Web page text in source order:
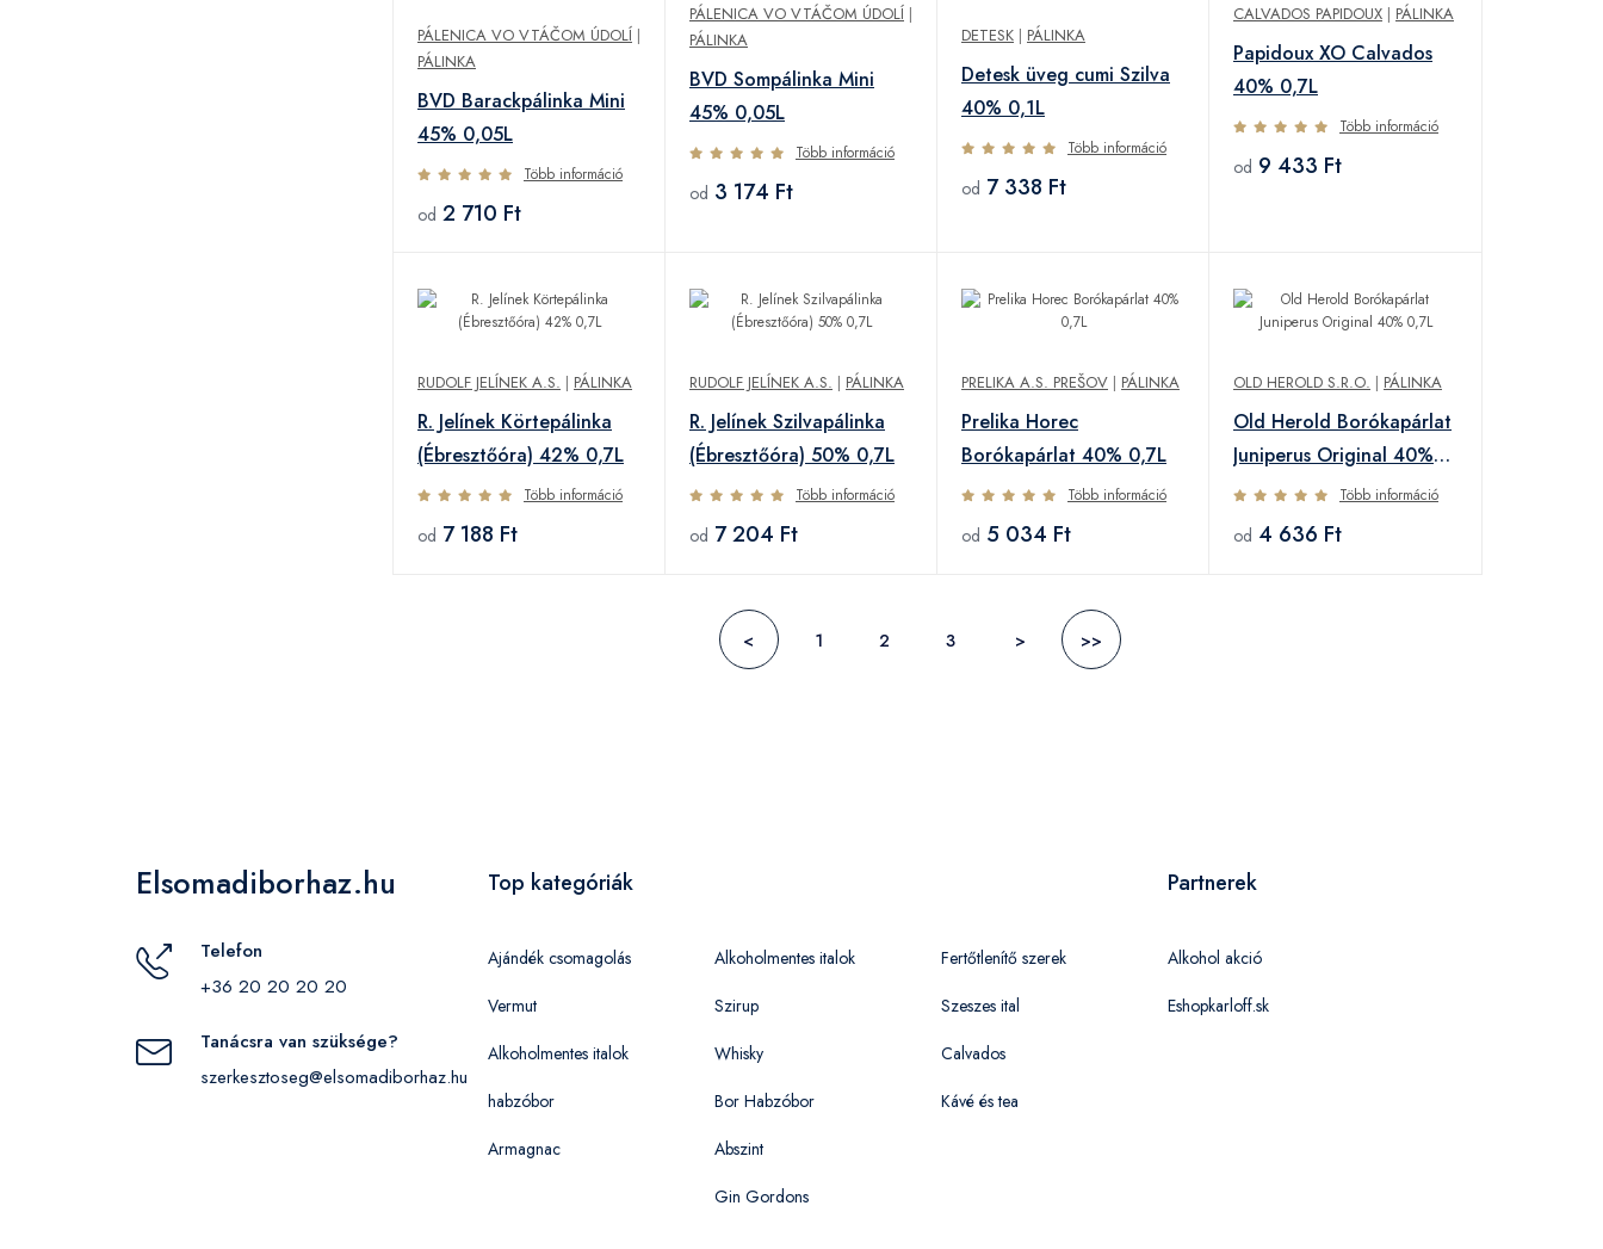
PÁLENICA VO VTÁČOM ÚDOLÍ |
PÁLINKA
BVD Barackpálinka Mini
45% 0,05L
Több információ
od 2 710 Ft
PÁLENICA VO VTÁČOM ÚDOLÍ |
PÁLINKA
BVD Sompálinka Mini
45% 0,05L
Több információ
od 3 174 Ft
DETESK | PÁLINKA
Detesk üveg cumi Szilva
40% 0,1L
Több információ
od 7 338 Ft
CALVADOS PAPIDOUX | PÁLINKA
Papidoux XO Calvados
40% 0,7L
Több információ
od 9 433 Ft
RUDOLF JELÍNEK A.S. | PÁLINKA
R. Jelínek Körtepálinka
(Ébresztőóra) 42% 0,7L
Több információ
od 7 188 Ft
RUDOLF JELÍNEK A.S. | PÁLINKA
R. Jelínek Szilvapálinka
(Ébresztőóra) 50% 0,7L
Több információ
od 7 204 Ft
PRELIKA A.S. PREŠOV | PÁLINKA
Prelika Horec
Borókapárlat 40% 0,7L
Több információ
od 5 034 Ft
OLD HEROLD S.R.O. | PÁLINKA
Old Herold Borókapárlat
Juniperus Original 40%
0,7L
Több információ
od 4 636 Ft
< 1 2 3 > >>
Elsomadiborhaz.hu
Telefon
+36 20 20 20 20
Tanácsra van szüksége?
szerkesztoseg@elsomadiborhaz.hu
Top kategóriák
Ajándék csomagolás
Vermut
Alkoholmentes italok
habzóbor
Armagnac
Alkoholmentes italok
Szirup
Whisky
Bor Habzóbor
Abszint
Gin Gordons
Fertőtlenítő szerek
Szeszes ital
Calvados
Kávé és tea
Partnerek
Alkohol akció
Eshopkarloff.sk